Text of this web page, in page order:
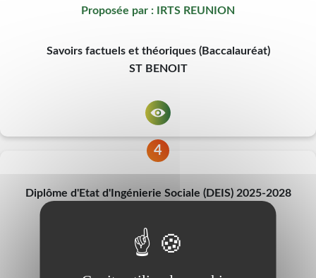
Proposée par : IRTS REUNION
Savoirs factuels et théoriques (Baccalauréat)
ST BENOIT
4
Diplôme d'Etat d'Ingénierie Sociale (DEIS) 2025-2028
Date de fin : 30/06/2028
Durée de la formation : 875h.